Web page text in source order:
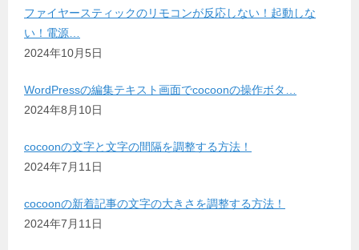
ファイヤースティックのリモコンが反応しない！起動しな
い！電源…
2024年10月5日
WordPressの編集テキスト画面でcocoonの操作ボタ…
2024年8月10日
cocoonの文字と文字の間隔を調整する方法！
2024年7月11日
cocoonの新着記事の文字の大きさを調整する方法！
2024年7月11日